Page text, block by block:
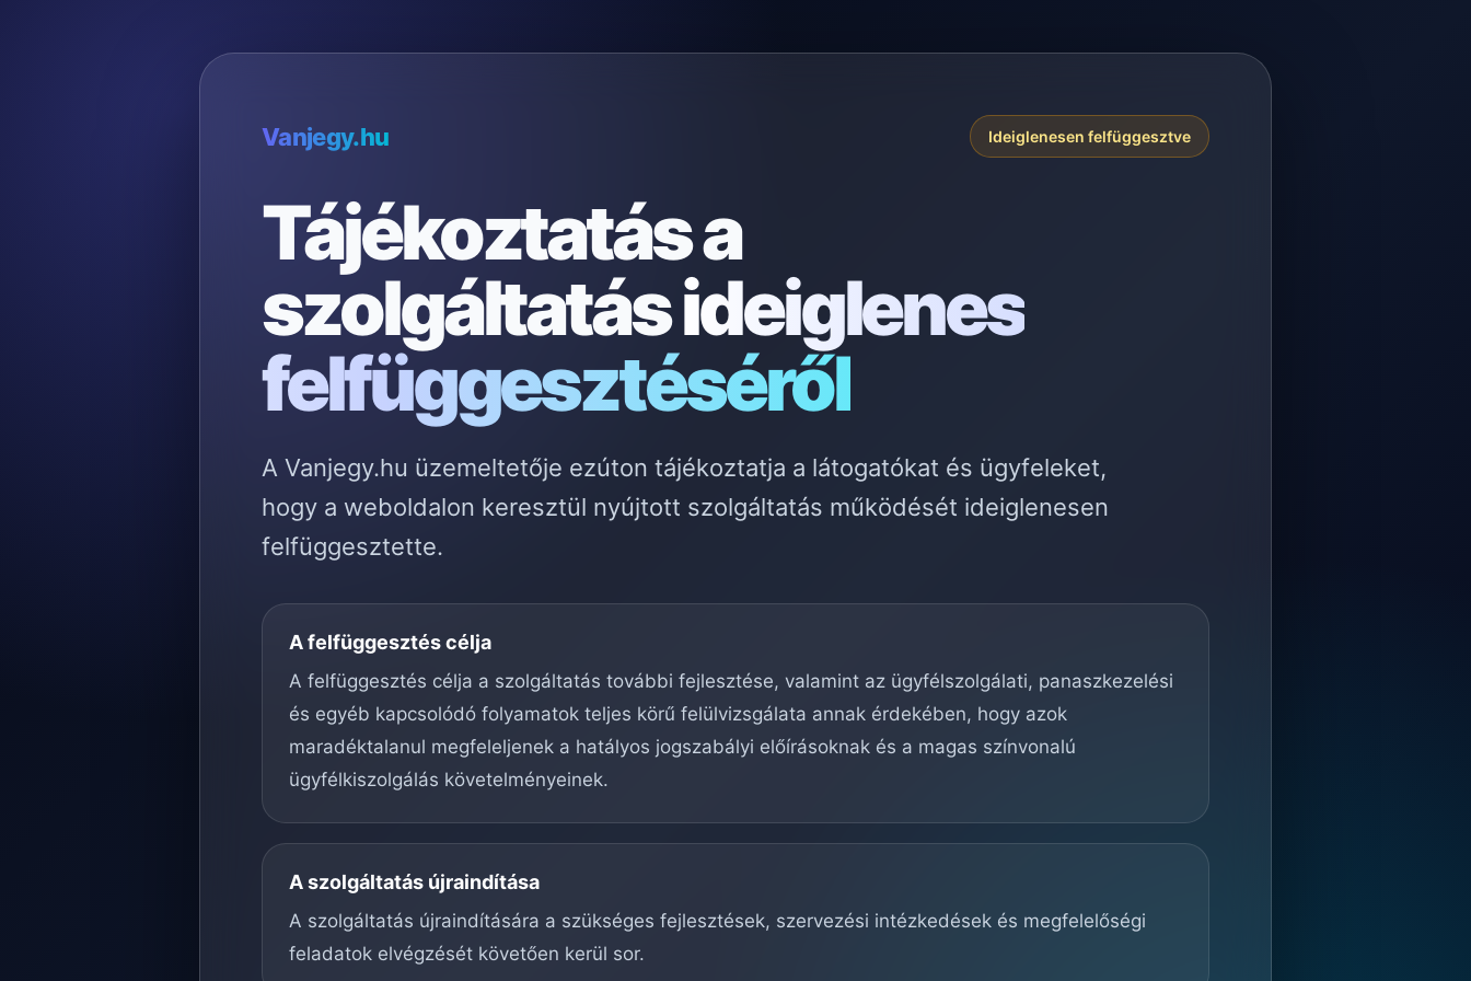
Vanjegy.hu Ideiglenesen felfüggesztve
Tájékoztatás a
szolgáltatásideiglenes
felfüggesztéséről
A Vanjegy.hu üzemeltetője ezúton tájékoztatja a látogatókat és ügyfeleket,
hogy a weboldalon keresztül nyújtott szolgáltatás működését ideiglenesen
felfüggesztette.
A felfüggesztés célja
A felfüggesztés célja a szolgáltatás további fejlesztése, valamint az ügyfélszolgálati, panaszkezelési
és egyéb kapcsolódó folyamatok teljes körű felülvizsgálata annak érdekében, hogy azok
maradéktalanul megfeleljenek a hatályos jogszabályi előírásoknak és a magas színvonalú
ügyfélkiszolgálás követelményeinek.
A szolgáltatás újraindítása
A szolgáltatás újraindítására a szükséges fejlesztések, szervezési intézkedések és megfelelőségi
feladatok elvégzését követően kerül sor.